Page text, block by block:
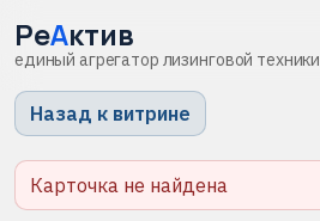
РеАктив
единый агрегатор лизинговой техники
Назад к витрине
Карточка не найдена